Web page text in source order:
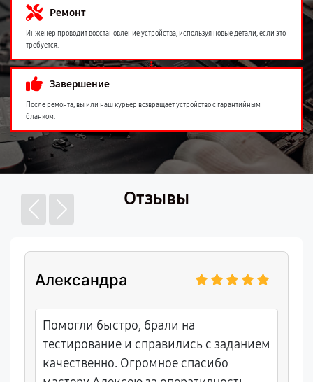
Ремонт
Инженер проводит восстановление устройства, используя новые детали, если это
требуется.
Завершение
После ремонта, вы или наш курьер возвращает устройство с гарантийным
бланком.
Отзывы
Александра
Помогли быстро, брали на
тестирование и справились с заданием
качественно. Огромное спасибо